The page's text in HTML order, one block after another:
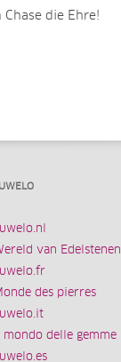
die Ehre!
van Edelstenen
des pierres
mondo delle gemme